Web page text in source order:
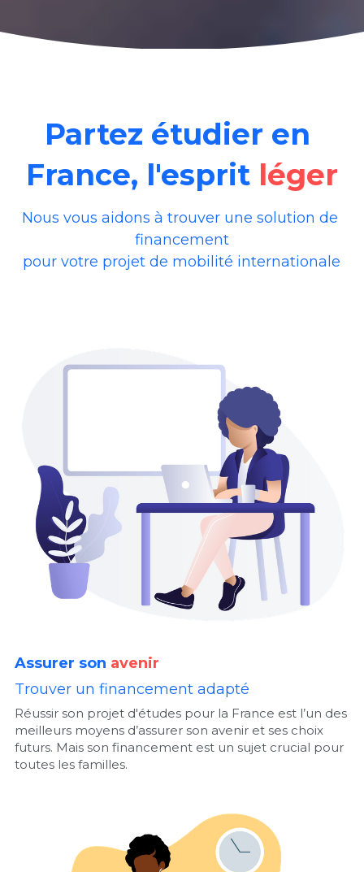
Partez étudier en
France, l'esprit léger
Nous vous aidons à trouver une solution de
financement
pour votre projet de mobilité internationale
Assurer son avenir
Trouver un financement adapté
Réussir son projet d'études pour la France est l’un des
meilleurs moyens d’assurer son avenir et ses choix
futurs. Mais son financement est un sujet crucial pour
toutes les familles.